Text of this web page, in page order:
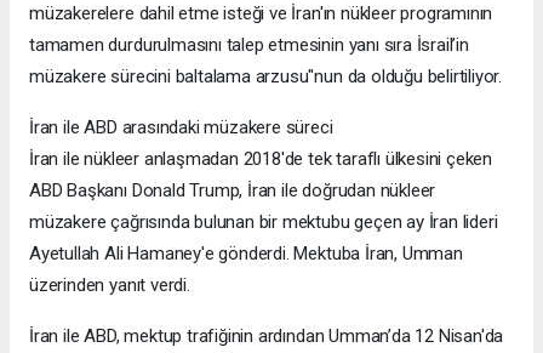
müzakerelere dahil etme isteği ve İran'ın nükleer programının
tamamen durdurulmasını talep etmesinin yanı sıra İsrail’in
müzakere sürecini baltalama arzusu"nun da olduğu belirtiliyor.
İran ile ABD arasındaki müzakere süreci
İran ile nükleer anlaşmadan 2018'de tek taraflı ülkesini çeken
ABD Başkanı Donald Trump, İran ile doğrudan nükleer
müzakere çağrısında bulunan bir mektubu geçen ay İran lideri
Ayetullah Ali Hamaney'e gönderdi. Mektuba İran, Umman
üzerinden yanıt verdi.
İran ile ABD, mektup trafiğinin ardından Umman’da 12 Nisan'da